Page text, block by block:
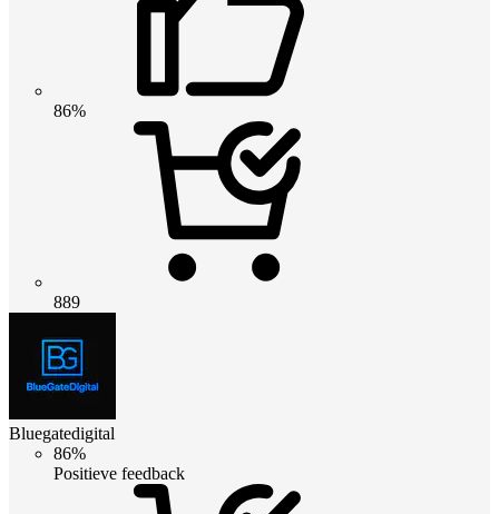
86%
889
Bluegatedigital
86%
Positieve feedback